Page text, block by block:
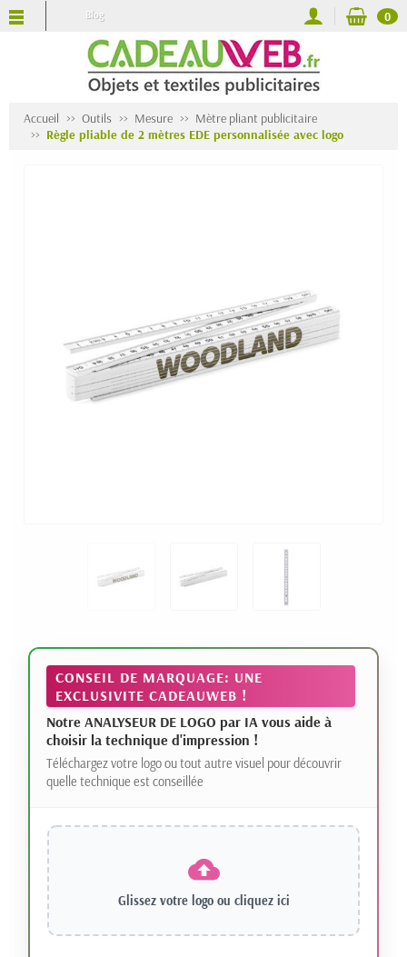
Blog 0
Accueil Outils Mesure
Mètre pliant publicitaire
Règle pliable de 2 mètres EDE personnalisée avec logo
CONSEIL DE MARQUAGE: UNE
EXCLUSIVITE CADEAUWEB !
Notre ANALYSEUR DE LOGO par IA vous aide à
choisir la technique d'impression !
Téléchargez votre logo ou tout autre visuel pour découvrir
quelle technique est conseillée
Glissez votre logo ou cliquez ici